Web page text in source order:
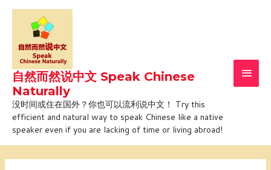
Skip
content
自然而然说中文 Speak Chinese
Naturally
没时间或住在国外？你也可以流利说中文！ Try this
efficient and natural way to speak Chinese like a native
speaker even if you are lacking of time or living abroad!